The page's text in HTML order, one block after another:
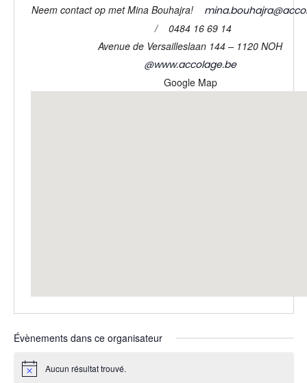
Neem contact op met Mina Bouhajra!
/ 0484 16 69 14
Avenue de Versailleslaan 144 – 1120 NOH
@www.accolage.be
Google Map
Évènements dans ce organisateur
Notice Aucun résultat trouvé.